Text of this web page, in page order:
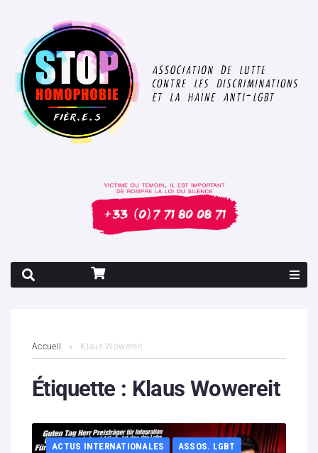
Contenus litigieux
Boutique
Accueil Klaus Wowereit
Étiquette : Klaus Wowereit
ACTUS INTERNATIONALES
ASSOS. LGBT